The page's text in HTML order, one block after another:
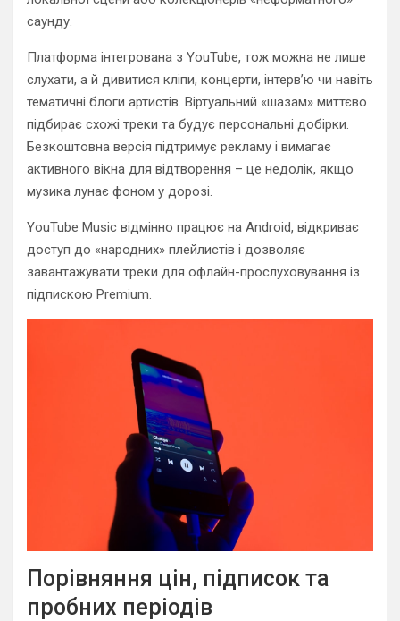
саунду.
Платформа інтегрована з YouTube, тож можна не лише
слухати, а й дивитися кліпи, концерти, інтерв’ю чи навіть
тематичні блоги артистів. Віртуальний «шазам» миттєво
підбирає схожі треки та будує персональні добірки.
Безкоштовна версія підтримує рекламу і вимагає
активного вікна для відтворення – це недолік, якщо
музика лунає фоном у дорозі.
YouTube Music відмінно працює на Android, відкриває
доступ до «народних» плейлистів і дозволяє
завантажувати треки для офлайн-прослуховування із
підпискою Premium.
Порівняння цін, підписок та
пробних періодів